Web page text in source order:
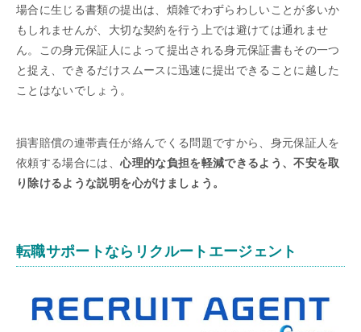
場合に生じる書類の提出は、煩雑でわずらわしいことが多いか
もしれませんが、大切な契約を行う上では避けては通れませ
ん。この身元保証人によって提出される身元保証書もその一つ
と捉え、できるだけスムースに迅速に提出できることに越した
ことはないでしょう。
損害賠償の連帯責任が絡んでくる問題ですから、身元保証人を
依頼する場合には、心理的な負担を軽減できるよう、不安を取
り除けるような説明を心がけましょう。
転職サポートならリクルートエージェント